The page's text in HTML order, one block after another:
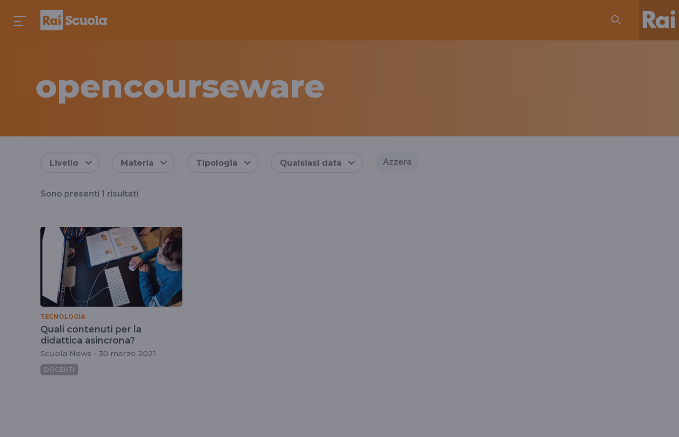
opencourseware
tag
opencourseware
Livello Materia Tipologia Qualsiasi data Azzera
Sono presenti 1 risultati
TECNOLOGIA
Quali contenuti per la
didattica asincrona?
Scuola News - 30 marzo 2021
DOCENTI